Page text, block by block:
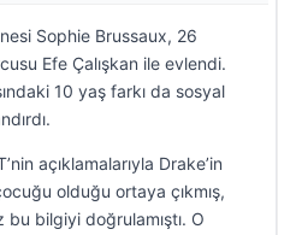
Sophie Brussaux, 26
Efe Çalışkan ile evlendi.
10 yaş farkı da sosyal
açıklamalarıyla Drake’in
olduğu ortaya çıkmış,
bu bilgiyi doğrulamıştı. O